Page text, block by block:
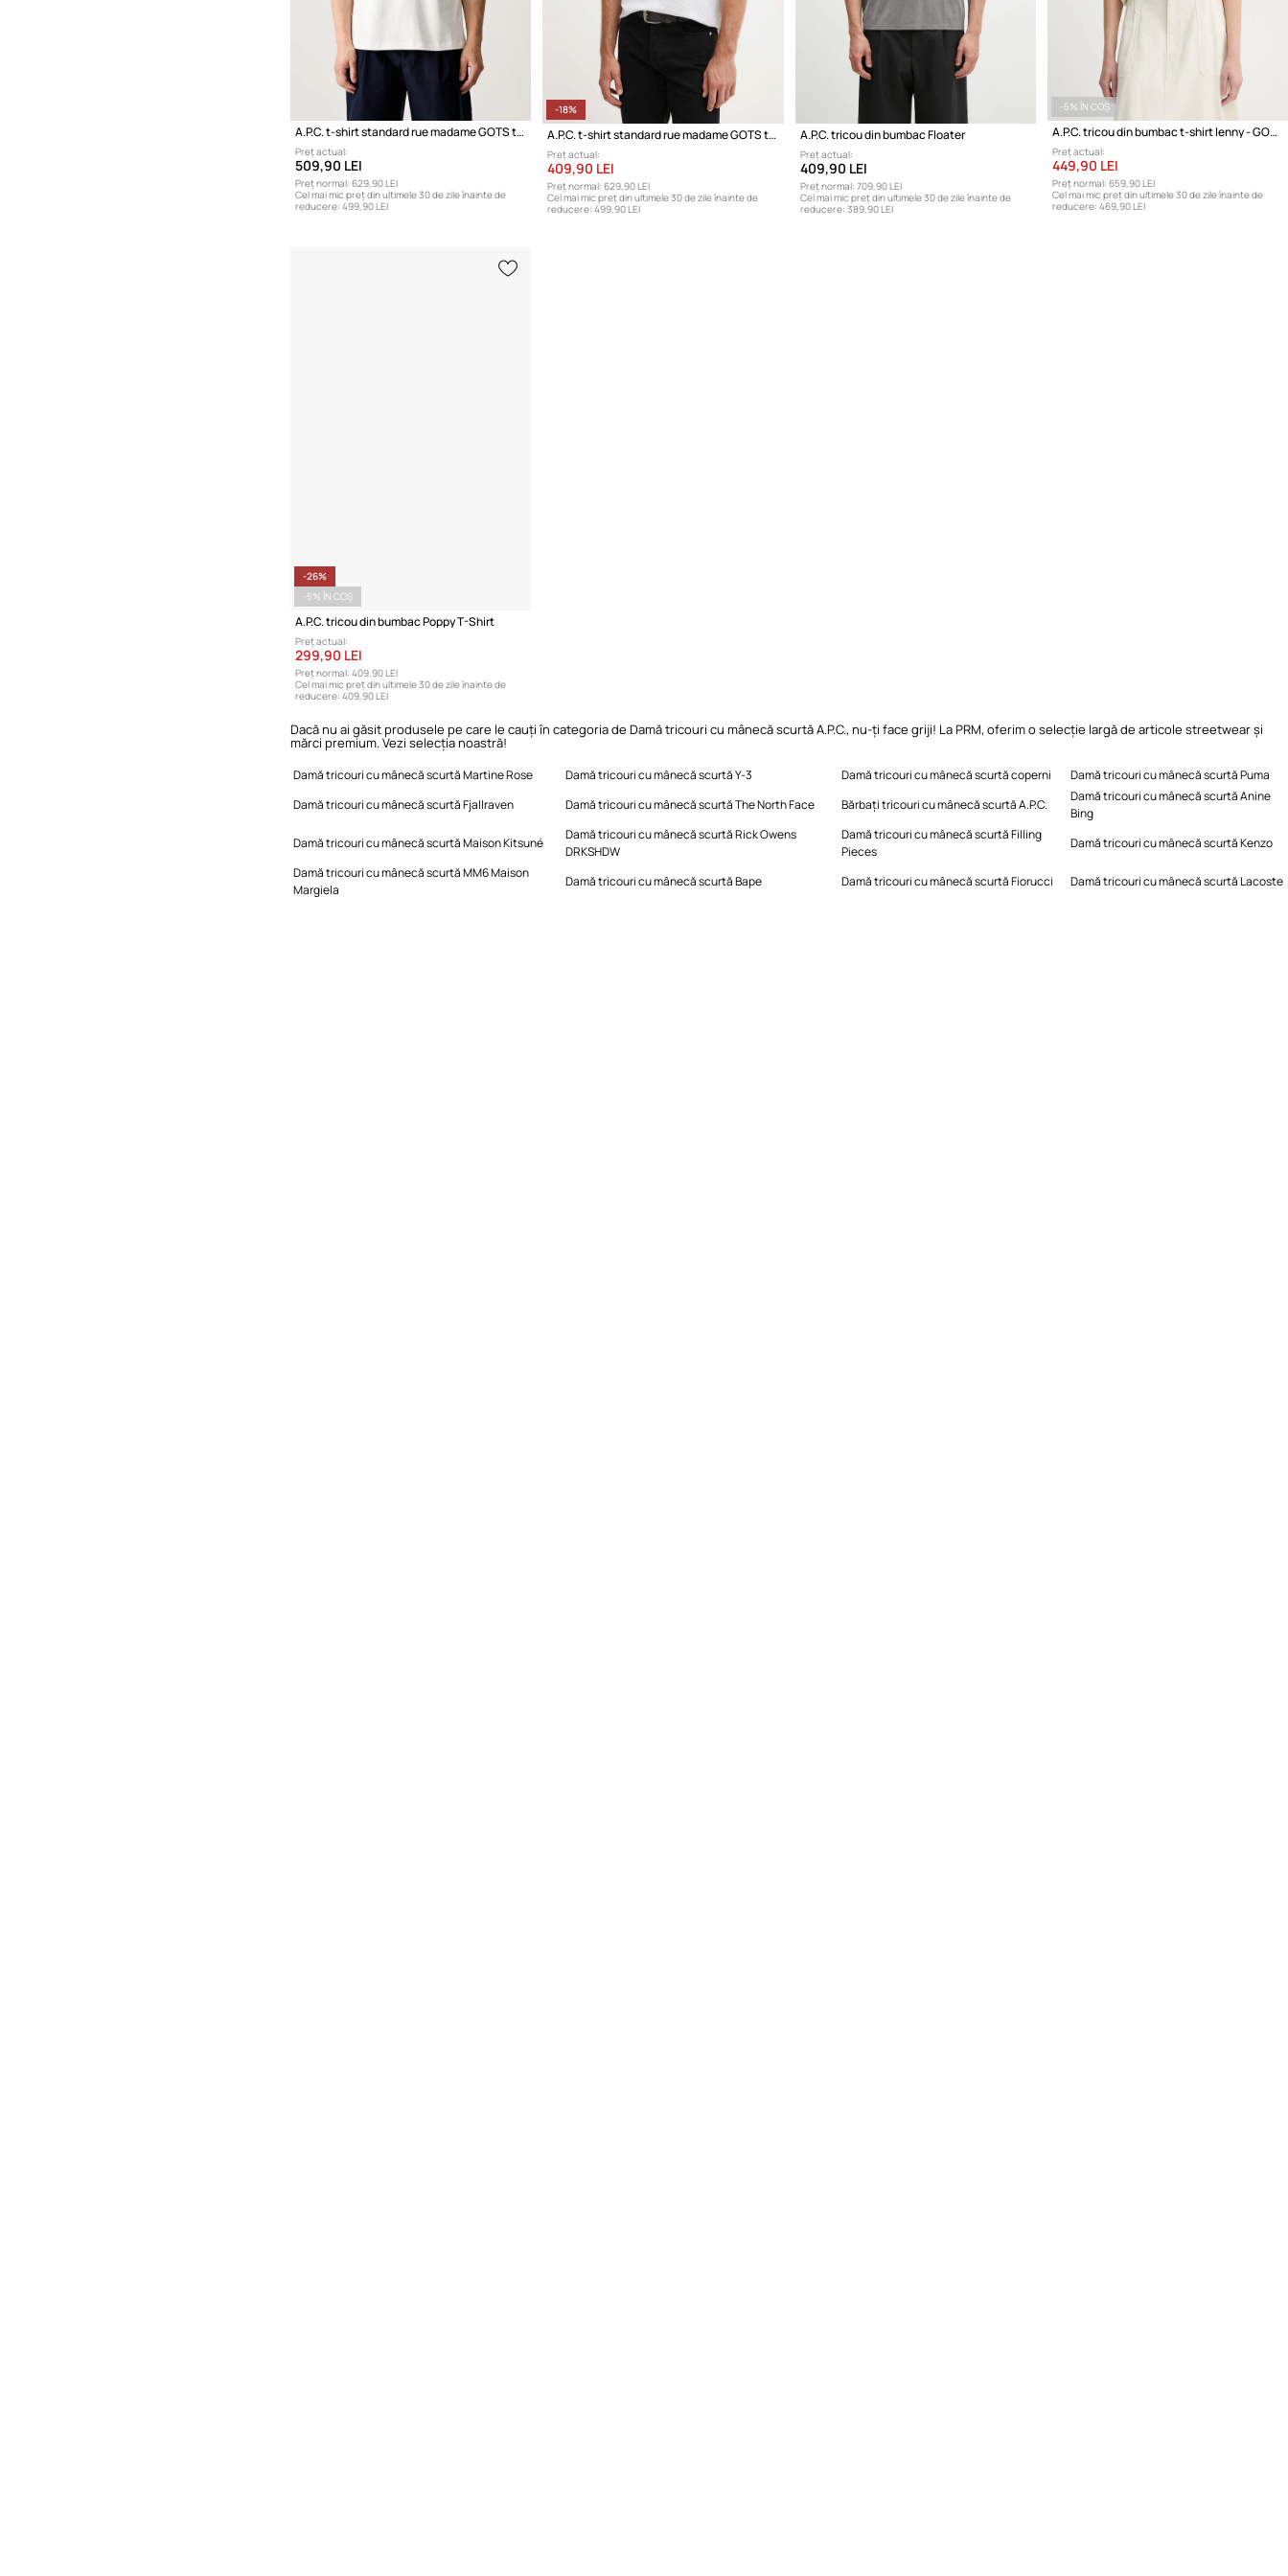
A.P.C. t-shirt standard rue madame GOTS tricou din bumbac
Preț actual:
509,90 LEI
Preț normal: 629,90 LEI
Cel mai mic preț din ultimele 30 de zile înainte de
reducere: 499,90 LEI
-18%
A.P.C. t-shirt standard rue madame GOTS tricou din bumbac
Preț actual:
409,90 LEI
Preț normal: 629,90 LEI
Cel mai mic preț din ultimele 30 de zile înainte de
reducere: 499,90 LEI
A.P.C. tricou din bumbac Floater
Preț actual:
409,90 LEI
Preț normal: 709,90 LEI
Cel mai mic preț din ultimele 30 de zile înainte de
reducere: 389,90 LEI
-5% ÎN COȘ
A.P.C. tricou din bumbac t-shirt lenny - GOTS
Preț actual:
449,90 LEI
Preț normal: 659,90 LEI
Cel mai mic preț din ultimele 30 de zile înainte de
reducere: 469,90 LEI
-26%
-5% ÎN COȘ
A.P.C. tricou din bumbac Poppy T-Shirt
Preț actual:
299,90 LEI
Preț normal: 409,90 LEI
Cel mai mic preț din ultimele 30 de zile înainte de
reducere: 409,90 LEI
Dacă nu ai găsit produsele pe care le cauți în categoria de Damă tricouri cu mânecă scurtă A.P.C., nu-ți face griji! La PRM, oferim o selecție largă de articole streetwear și
mărci premium. Vezi selecția noastră!
Damă tricouri cu mânecă scurtă Martine Rose Damă tricouri cu mânecă scurtă Y-3 Damă tricouri cu mânecă scurtă coperni
Damă tricouri cu mânecă scurtă Puma
Damă tricouri cu mânecă scurtă Fjallraven
Damă tricouri cu mânecă scurtă The North Face Bărbați tricouri cu mânecă scurtă A.P.C.
Damă tricouri cu mânecă scurtă Anine
Bing
Damă tricouri cu mânecă scurtă Maison Kitsuné
Damă tricouri cu mânecă scurtă Rick Owens
DRKSHDW
Damă tricouri cu mânecă scurtă Filling
Pieces
Damă tricouri cu mânecă scurtă Kenzo
Damă tricouri cu mânecă scurtă MM6 Maison
Margiela
Damă tricouri cu mânecă scurtă Bape Damă tricouri cu mânecă scurtă Fiorucci Damă tricouri cu mânecă scurtă Lacoste